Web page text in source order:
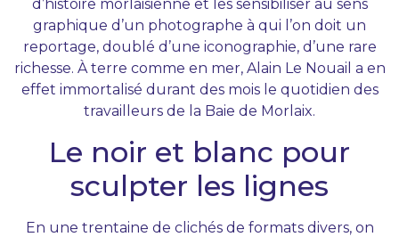
d’histoire morlaisienne et les sensibiliser au sens
graphique d’un photographe à qui l’on doit un
reportage, doublé d’une iconographie, d’une rare
richesse. À terre comme en mer, Alain Le Nouail a en
effet immortalisé durant des mois le quotidien des
travailleurs de la Baie de Morlaix.
Le noir et blanc pour
sculpter les lignes
En une trentaine de clichés de formats divers, on